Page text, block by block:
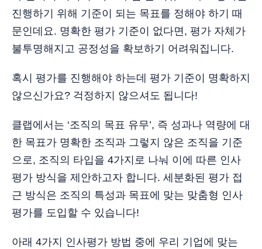
진행하기 위해 기준이 되는 목표를 정해야 하기 때
문인데요. 명확한 평가 기준이 없다면, 평가 자체가
불투명해지고 공정성을 확보하기 어려워집니다.
혹시 평가를 진행해야 하는데 평가 기준이 명확하지
않으신가요? 걱정하지 않으셔도 됩니다!
클랩에서는 ‘조직의 목표 유무’, 즉 성과나 역량에 대
한 목표가 명확한 조직과 그렇지 않은 조직을 기준
으로, 조직의 타입을 4가지로 나눠 이에 따른 인사
평가 방식을 제안하고자 합니다. 세분화된 평가 접
근 방식은 조직의 특성과 목표에 맞는 맞춤형 인사
평가를 도입할 수 있습니다!
아래 4가지 인사평가 방법 중에 우리 기업에 맞는